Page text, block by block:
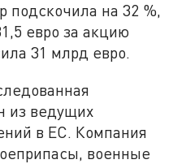
подскочила на 32 %,
евро за акцию
31 млрд евро.
из ведущих
в ЕС. Компания
военные